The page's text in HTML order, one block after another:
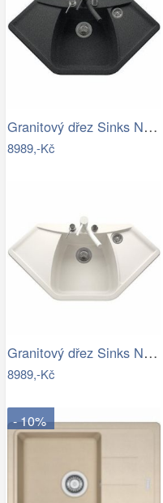
Granitový dřez Sinks NAIKY 980 Granblack
8989,-Kč
Granitový dřez Sinks NAIKY 980 Milk
8989,-Kč
- 10%